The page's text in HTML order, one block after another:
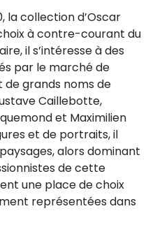
la collection d’Oscar
à contre-courant du
il s’intéresse à des
par le marché de
de grands noms de
Caillebotte,
et Maximilien
et de portraits, il
alors dominant
de cette
une place de choix
représentées dans